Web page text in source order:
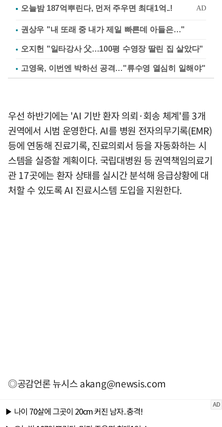
권상우 "내 또래 중 내가 제일 빠른데 아들은…"
오지헌 "일타강사 父…100평 수영장 딸린 집 살았다"
고영욱, 이번엔 박하선 공격…"류수영 열심히 일해야"
우선 하반기에는 'AI 기반 환자 의뢰·회송 체계'를 3개
권역에서 시범 운영한다. AI를 병원 전자의무기록(EMR)
등에 연동해 진료기록, 진료의뢰서 등을 자동화하는 시
스템을 실증할 계획이다. 국립대병원 등 권역책임의료기
관 17곳에는 환자 상태를 실시간 분석해 응급상황에 대
처할 수 있도록 AI 진료시스템 도입을 지원한다.
◎공감언론 뉴시스akang@newsis.com